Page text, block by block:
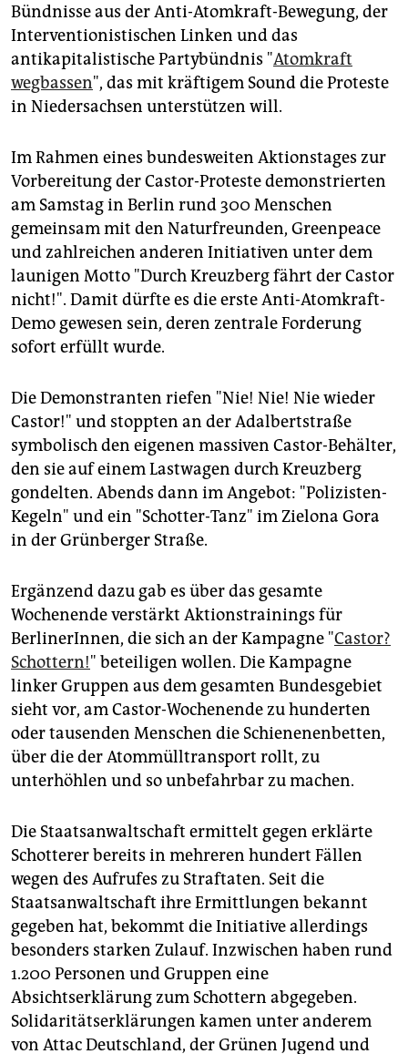
Bündnisse aus der Anti-Atomkraft-Bewegung, der
Interventionistischen Linken und das
antikapitalistische Partybündnis "Atomkraft
wegbassen", das mit kräftigem Sound die Proteste
in Niedersachsen unterstützen will.
Im Rahmen eines bundesweiten Aktionstages zur
Vorbereitung der Castor-Proteste demonstrierten
am Samstag in Berlin rund 300 Menschen
gemeinsam mit den Naturfreunden, Greenpeace
und zahlreichen anderen Initiativen unter dem
launigen Motto "Durch Kreuzberg fährt der Castor
nicht!". Damit dürfte es die erste Anti-Atomkraft-
Demo gewesen sein, deren zentrale Forderung
sofort erfüllt wurde.
Die Demonstranten riefen "Nie! Nie! Nie wieder
Castor!" und stoppten an der Adalbertstraße
symbolisch den eigenen massiven Castor-Behälter,
den sie auf einem Lastwagen durch Kreuzberg
gondelten. Abends dann im Angebot: "Polizisten-
Kegeln" und ein "Schotter-Tanz" im Zielona Gora
in der Grünberger Straße.
Ergänzend dazu gab es über das gesamte
Wochenende verstärkt Aktionstrainings für
BerlinerInnen, die sich an der Kampagne "Castor?
Schottern!" beteiligen wollen. Die Kampagne
linker Gruppen aus dem gesamten Bundesgebiet
sieht vor, am Castor-Wochenende zu hunderten
oder tausenden Menschen die Schienenenbetten,
über die der Atommülltransport rollt, zu
unterhöhlen und so unbefahrbar zu machen.
Die Staatsanwaltschaft ermittelt gegen erklärte
Schotterer bereits in mehreren hundert Fällen
wegen des Aufrufes zu Straftaten. Seit die
Staatsanwaltschaft ihre Ermittlungen bekannt
gegeben hat, bekommt die Initiative allerdings
besonders starken Zulauf. Inzwischen haben rund
1.200 Personen und Gruppen eine
Absichtserklärung zum Schottern abgegeben.
Solidaritätserklärungen kamen unter anderem
von Attac Deutschland, der Grünen Jugend und